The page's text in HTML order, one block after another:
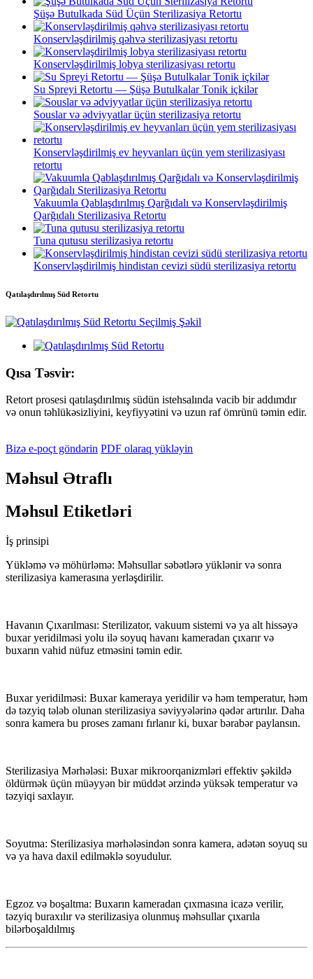
Şüşə Butulkada Süd Üçün Sterilizasiya Retortu
Konservləşdirilmiş qəhvə sterilizasiyası retortu
Konservləşdirilmiş lobya sterilizasiyası retortu
Su Spreyi Retortu — Şüşə Butulkalar Tonik içkilər
Souslar və ədviyyatlar üçün sterilizasiya retortu
Konservləşdirilmiş ev heyvanları üçün yem sterilizasiyası
retortu
Vakuumla Qablaşdırılmış Qarğıdalı və Konservləşdirilmiş
Qarğıdalı Sterilizasiya Retortu
Tuna qutusu sterilizasiya retortu
Konservləşdirilmiş hindistan cevizi südü sterilizasiya retortu
Qatılaşdırılmış Süd Retortu
Qısa Təsvir:
Retort prosesi qatılaşdırılmış südün istehsalında vacib bir addımdır
və onun təhlükəsizliyini, keyfiyyətini və uzun raf ömrünü təmin edir.
Bizə e-poçt göndərin PDF olaraq yükləyin
Məhsul Ətraflı
Məhsul Etiketləri
İş prinsipi
Yükləmə və möhürləmə: Məhsullar səbətlərə yüklənir və sonra
sterilizasiya kamerasına yerləşdirilir.
Havanın Çıxarılması: Sterilizator, vakuum sistemi və ya alt hissəyə
buxar yeridilməsi yolu ilə soyuq havanı kameradan çıxarır və
buxarın vahid nüfuz etməsini təmin edir.
Buxar yeridilməsi: Buxar kameraya yeridilir və həm temperatur, həm
də təzyiq tələb olunan sterilizasiya səviyyələrinə qədər artırılır. Daha
sonra kamera bu proses zamanı fırlanır ki, buxar bərabər paylansın.
Sterilizasiya Mərhələsi: Buxar mikroorqanizmləri effektiv şəkildə
öldürmək üçün müəyyən bir müddət ərzində yüksək temperatur və
təzyiqi saxlayır.
Soyutma: Sterilizasiya mərhələsindən sonra kamera, adətən soyuq su
və ya hava daxil edilməklə soyudulur.
Egzoz və boşaltma: Buxarın kameradan çıxmasına icazə verilir,
təzyiq buraxılır və sterilizasiya olunmuş məhsullar çıxarıla
bilərboşaldılmış